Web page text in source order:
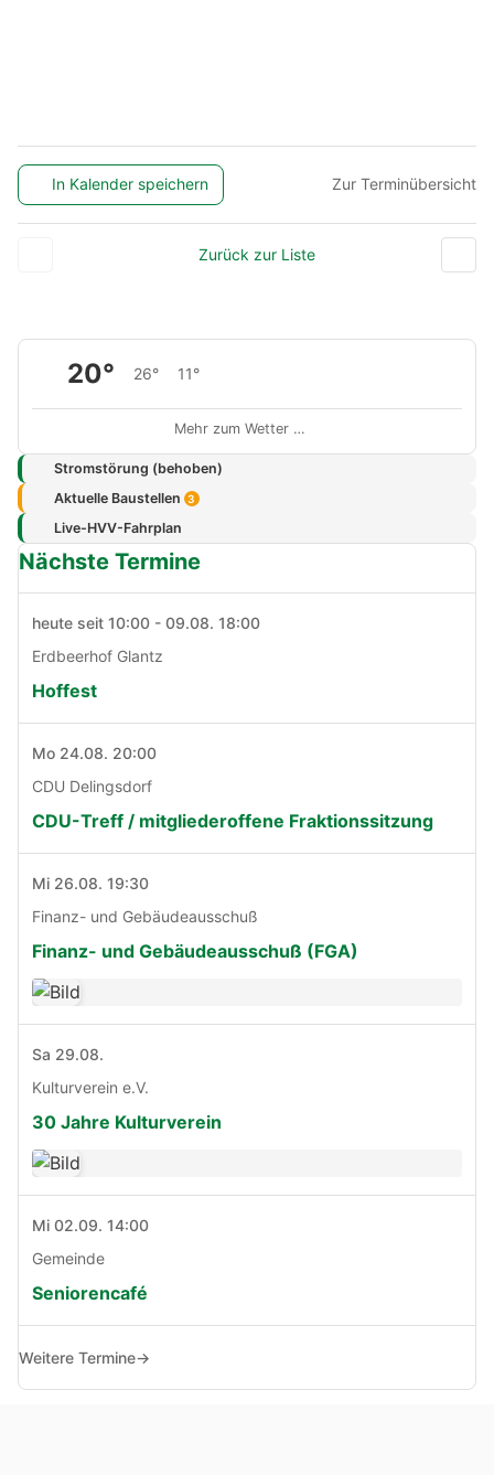
In Kalender speichern Zur Terminübersicht
Zurück zur Liste
20° 26° 11°
Mehr zum Wetter …
Stromstörung (behoben)
Aktuelle Baustellen 3
Live-HVV-Fahrplan
Nächste Termine
heute seit 10:00 - 09.08. 18:00
Erdbeerhof Glantz
Hoffest
Mo 24.08. 20:00
CDU Delingsdorf
CDU-Treff / mitgliederoffene Fraktionssitzung
Mi 26.08. 19:30
Finanz- und Gebäudeausschuß
Finanz- und Gebäudeausschuß (FGA)
Sa 29.08.
Kulturverein e.V.
30 Jahre Kulturverein
Mi 02.09. 14:00
Gemeinde
Seniorencafé
Weitere Termine→